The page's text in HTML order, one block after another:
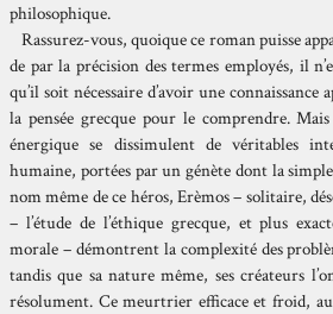
philosophique.
Rassurez-vous, quoique ce roman puisse
de par la précision des termes employés, il
qu’il soit nécessaire d’avoir une connaissance
la pensée grecque pour le comprendre.
énergique se dissimulent de véritables
humaine, portées par un génète dont la
nom même de ce héros, Erèmos – solitaire,
– l’étude de l’éthique grecque, et plus
morale – démontrent la complexité des
tandis que sa nature même, ses créateurs
résolument. Ce meurtrier efficace et froid,